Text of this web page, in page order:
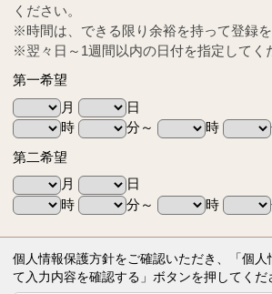
ください。
※時間は、できる限り余裕を持って登録を
※翌々日～1週間以内の日付を指定してく
第一希望
月
日
時
分～ 時
第二希望
月
日
時
分～ 時
個人情報保護方針をご確認いただき、「個人
て入力内容を確認する」ボタンを押してくだ